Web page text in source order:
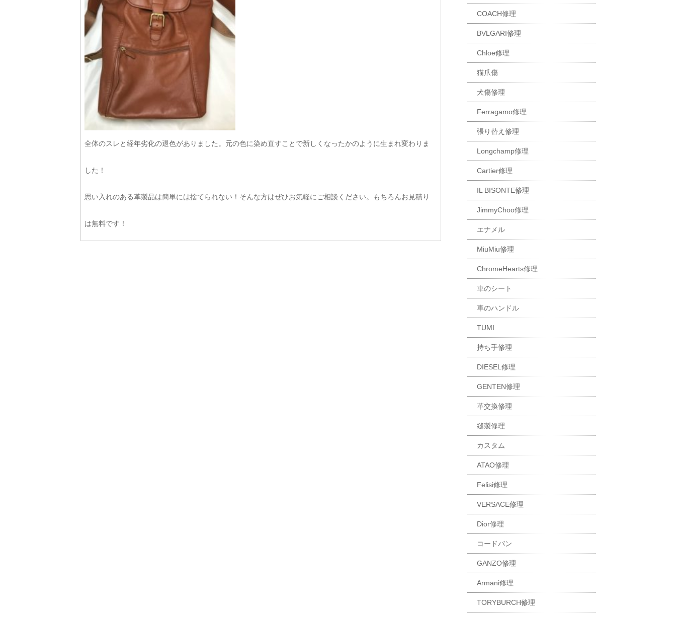
全体のスレと経年劣化の退色がありました。元の色に染め直すことで新しくなったかのように生まれ変わりま
した！
思い入れのある革製品は簡単には捨てられない！そんな方はぜひお気軽にご相談ください。もちろんお見積り
は無料です！
COACH修理
BVLGARI修理
Chloe修理
猫爪傷
犬傷修理
Ferragamo修理
張り替え修理
Longchamp修理
Cartier修理
IL BISONTE修理
JimmyChoo修理
エナメル
MiuMiu修理
ChromeHearts修理
車のシート
車のハンドル
TUMI
持ち手修理
DIESEL修理
GENTEN修理
革交換修理
縫製修理
カスタム
ATAO修理
Felisi修理
VERSACE修理
Dior修理
コードバン
GANZO修理
Armani修理
TORYBURCH修理